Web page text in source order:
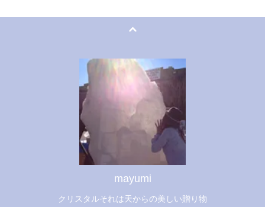
mayumi
クリスタルそれは天からの美しい贈り物